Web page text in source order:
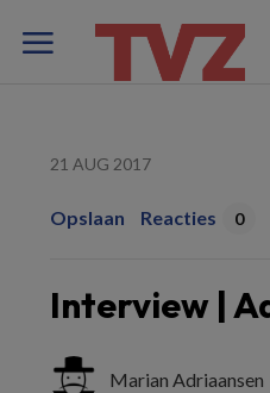
21 AUG 2017
Opslaan Reacties 0
Interview |
Marian Adriaansen